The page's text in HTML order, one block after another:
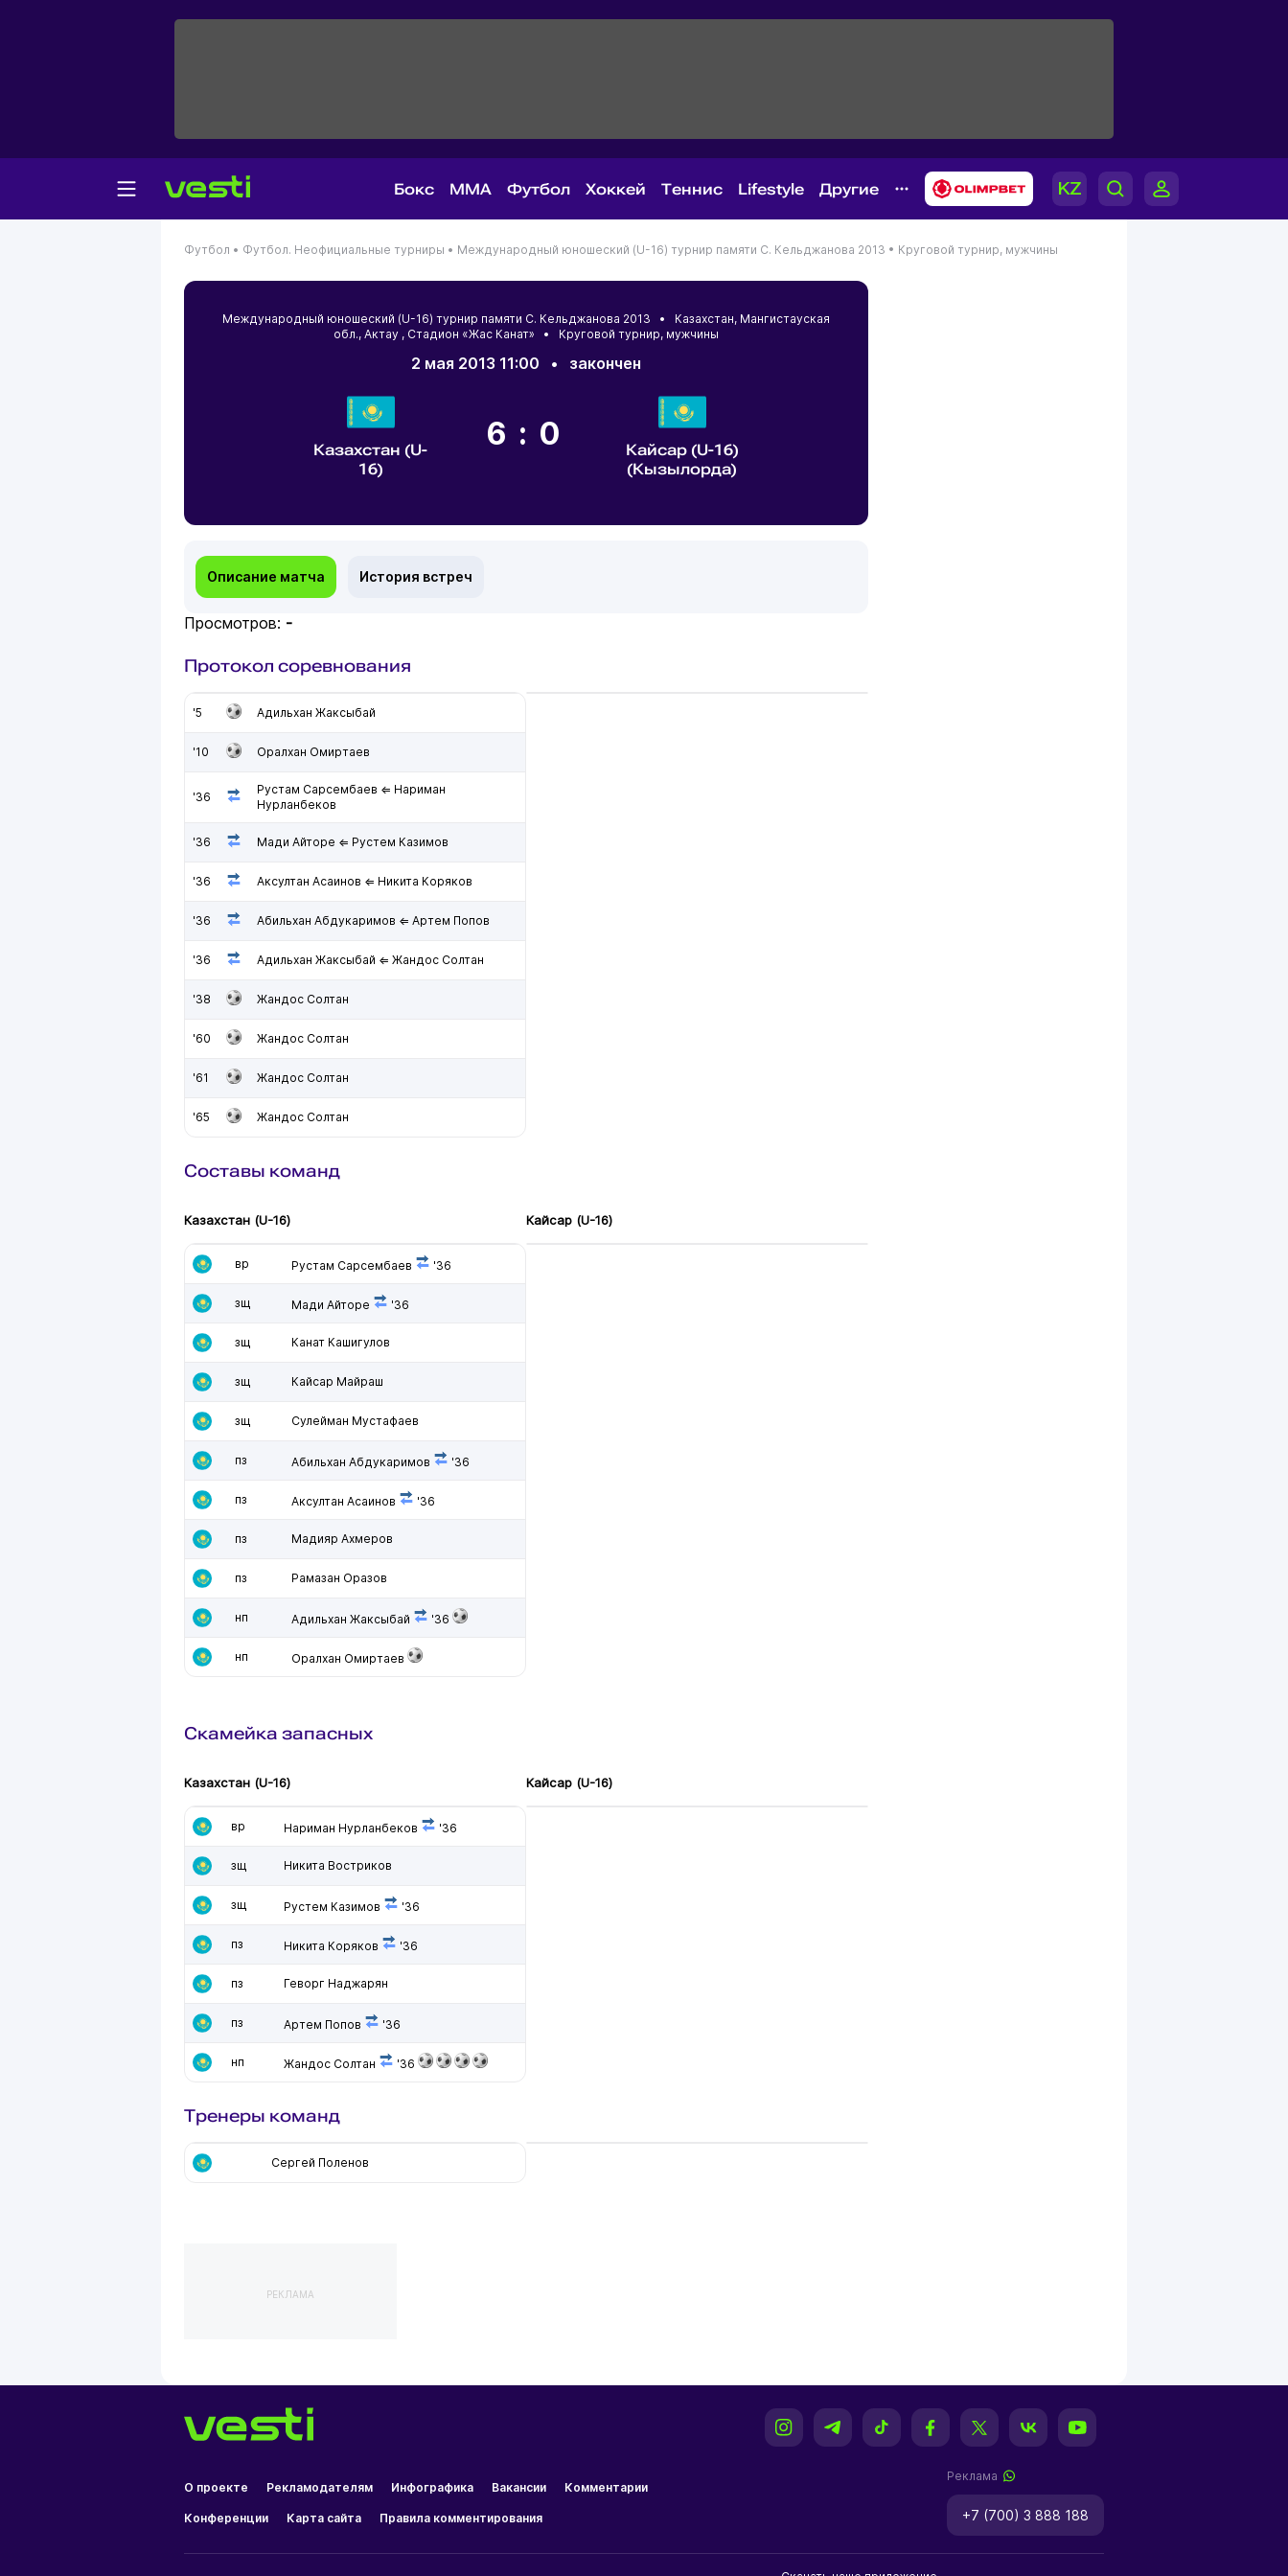
Бокс MMA Футбол Хоккей Теннис Lifestyle Другие
Футбол • Футбол. Неофициальные турниры • Международный юношеский (U-16) турнир памяти С. Кельджанова 2013 • Круговой турнир, мужчины
Международный юношеский (U-16) турнир памяти С. Кельджанова 2013 • Казахстан, Мангистауская
обл., Актау , Стадион «Жас Канат» • Круговой турнир, мужчины
2 мая 2013 11:00 • закончен
Казахстан (U-
16)
6:0
Кайсар (U-16)
(Кызылорда)
Описание матча История встреч
Просмотров: -
Протокол соревнования
'5 Адильхан Жаксыбай
'10 Оралхан Омиртаев
'36
Рустам Сарсембаев ⇐ Нариман
Нурланбеков
'36 Мади Айторе ⇐ Рустем Казимов
'36 Аксултан Асаинов ⇐ Никита Коряков
'36 Абильхан Абдукаримов ⇐ Артем Попов
'36 Адильхан Жаксыбай ⇐ Жандос Солтан
'38 Жандос Солтан
'60 Жандос Солтан
'61 Жандос Солтан
'65 Жандос Солтан
Составы команд
Казахстан (U-16)
вр Рустам Сарсембаев '36
зщ Мади Айторе '36
зщ Канат Кашигулов
зщ Кайсар Майраш
зщ Сулейман Мустафаев
пз Абильхан Абдукаримов '36
пз Аксултан Асаинов '36
пз Мадияр Ахмеров
пз Рамазан Оразов
нп Адильхан Жаксыбай '36
нп Оралхан Омиртаев
Кайсар (U-16)
Скамейка запасных
Казахстан (U-16)
вр Нариман Нурланбеков '36
зщ Никита Востриков
зщ Рустем Казимов '36
пз Никита Коряков '36
пз Геворг Наджарян
пз Артем Попов '36
нп Жандос Солтан '36
Кайсар (U-16)
Тренеры команд
Сергей Поленов
РЕКЛАМА
О проекте Рекламодателям Инфографика Вакансии Комментарии
Конференции Карта сайта Правила комментирования
Реклама
+7 (700) 3 888 188